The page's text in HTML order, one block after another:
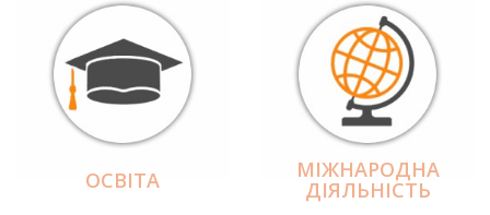
ОСВІТА МІЖНАРОДНА
ДІЯЛЬНІCТЬ